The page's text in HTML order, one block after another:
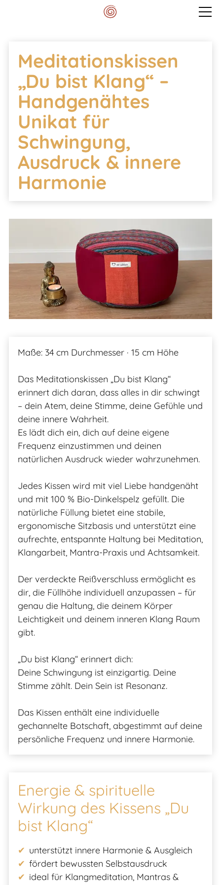
Mein Spektrum
Blog
Meditationskissen
Kontakt
Meditationskissen
„Du bist Klang“ –
Handgenähtes
Unikat für
Schwingung,
Ausdruck & innere
Harmonie
Maße: 34 cm Durchmesser · 15 cm Höhe
Das Meditationskissen „Du bist Klang“
erinnert dich daran, dass alles in dir schwingt
– dein Atem, deine Stimme, deine Gefühle und
deine innere Wahrheit.
Es lädt dich ein, dich auf deine eigene
Frequenz einzustimmen und deinen
natürlichen Ausdruck wieder wahrzunehmen.
Jedes Kissen wird mit viel Liebe handgenäht
und mit 100 % Bio-Dinkelspelz gefüllt. Die
natürliche Füllung bietet eine stabile,
ergonomische Sitzbasis und unterstützt eine
aufrechte, entspannte Haltung bei Meditation,
Klangarbeit, Mantra-Praxis und Achtsamkeit.
Der verdeckte Reißverschluss ermöglicht es
dir, die Füllhöhe individuell anzupassen – für
genau die Haltung, die deinem Körper
Leichtigkeit und deinem inneren Klang Raum
gibt.
„Du bist Klang“ erinnert dich:
Deine Schwingung ist einzigartig. Deine
Stimme zählt. Dein Sein ist Resonanz.
Das Kissen enthält eine individuelle
gechannelte Botschaft, abgestimmt auf deine
persönliche Frequenz und innere Harmonie.
Energie & spirituelle
Wirkung des Kissens „Du
bist Klang“
unterstützt innere Harmonie & Ausgleich
fördert bewussten Selbstausdruck
ideal für Klangmeditation, Mantras &